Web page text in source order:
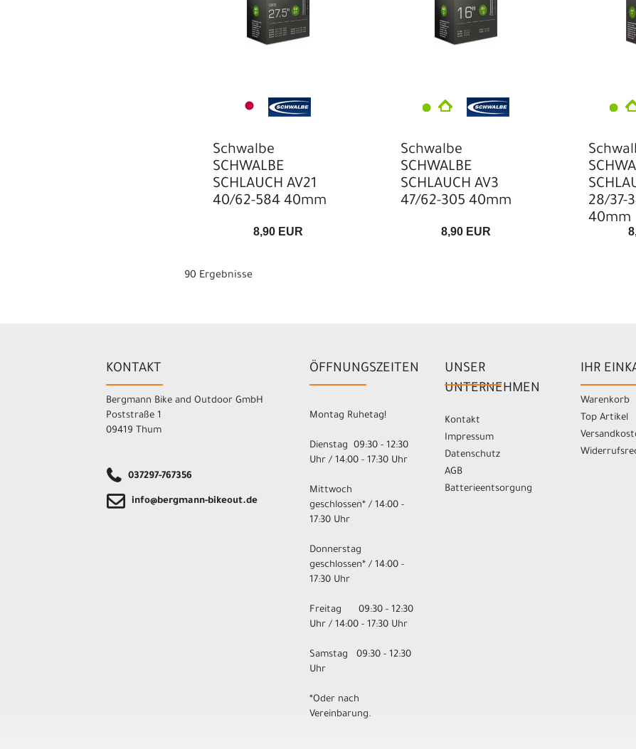
Schwalbe
SCHWALBE
SCHLAUCH AV21
40/62-584 40mm
8,90 EUR
Schwalbe
SCHWALBE
SCHLAUCH AV3
47/62-305 40mm
8,90 EUR
28/37-
40mm
90 Ergebnisse
KONTAKT
Bergmann Bike and Outdoor GmbH
Poststraße 1
09419 Thum
037297-767356
info@bergmann-bikeout.de
ÖFFNUNGSZEITEN
Montag Ruhetag!
Dienstag 09:30 - 12:30
Uhr / 14:00 - 17:30 Uhr
Mittwoch
geschlossen* / 14:00 -
17:30 Uhr
Donnerstag
geschlossen* / 14:00 -
17:30 Uhr
Freitag 09:30 - 12:30
Uhr / 14:00 - 17:30 Uhr
Samstag 09:30 - 12:30
Uhr
*Oder nach
Vereinbarung.
UNSER
UNTERNEHMEN
Kontakt
Impressum
Datenschutz
AGB
Batterieentsorgung
IHR
Warenkorb
Top Artikel